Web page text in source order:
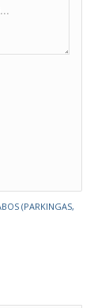
(PARKINGAS,